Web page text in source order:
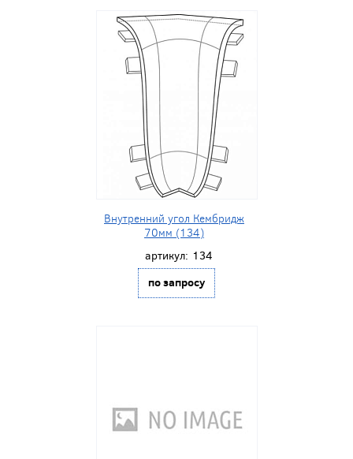
Внутренний угол Кембридж
70мм (134)
артикул: 134
по запросу